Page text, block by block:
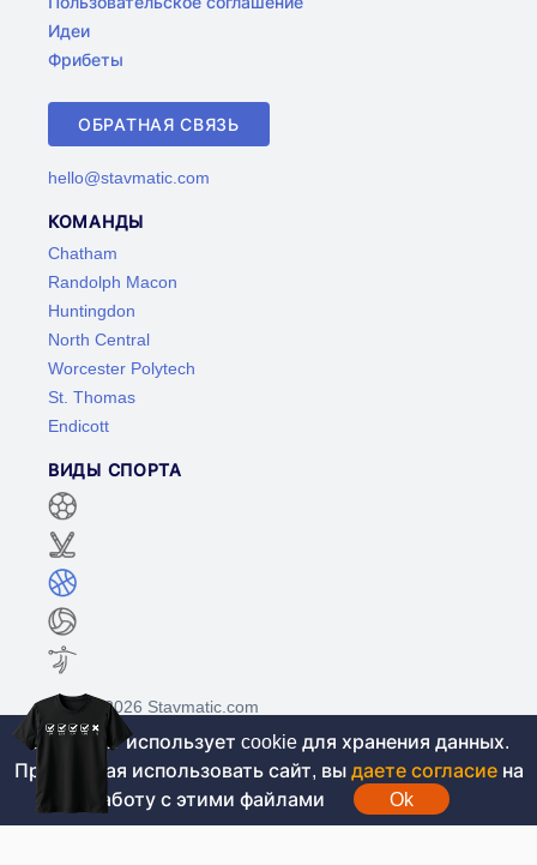
Идеи
Фрибеты
ОБРАТНАЯ СВЯЗЬ
hello@stavmatic.com
КОМАНДЫ
Chatham
Randolph Macon
Huntingdon
North Central
Worcester Polytech
St. Thomas
Endicott
ВИДЫ СПОРТА
©2017-2026 Stavmatic.com
Для лиц старше 18 лет. На сайте не
проводятся игры на денежные средства, вся
Этот сайт использует cookie для хранения данных.
Продолжая использовать сайт, вы даете согласие на
работу с этими файлами
Ok